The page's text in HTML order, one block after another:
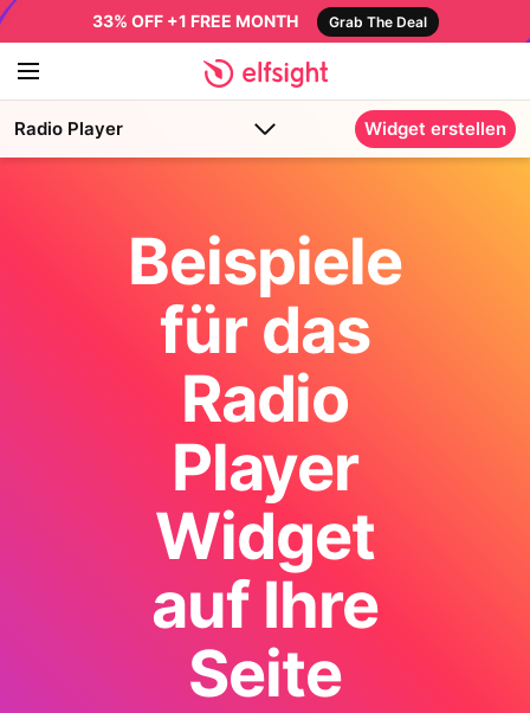
33% OFF +1 FREE MONTH Grab The Deal
Radio Player Widget erstellen
Beispiele
für das
Radio
Player
Widget
auf Ihre
Seite